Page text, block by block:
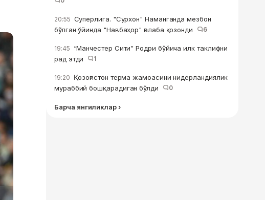
20:55 Суперлига. "Сурхон" Наманганда мезбон
бўлган ўйинда "Навбаҳор" ғалаба қозонди
6
19:45 “Манчестер Сити” Родри бўйича илк таклифни
рад этди
1
19:20 Қозоғистон терма жамоасини нидерландиялик
мураббий бошқарадиган бўлди
0
Барча янгиликлар ›